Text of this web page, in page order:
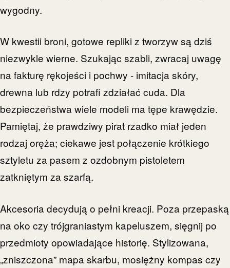
wygodny.
W kwestii broni, gotowe repliki z tworzyw są dziś
niezwykle wierne. Szukając szabli, zwracaj uwagę
na fakturę rękojeści i pochwy - imitacja skóry,
drewna lub rdzy potrafi zdziałać cuda. Dla
bezpieczeństwa wiele modeli ma tępe krawędzie.
Pamiętaj, że prawdziwy pirat rzadko miał jeden
rodzaj oręża; ciekawe jest połączenie krótkiego
sztyletu za pasem z ozdobnym pistoletem
zatkniętym za szarfą.
Akcesoria decydują o pełni kreacji. Poza przepaską
na oko czy trójgraniastym kapeluszem, sięgnij po
przedmioty opowiadające historię. Stylizowana,
„zniszczona” mapa skarbu, mosiężny kompas czy